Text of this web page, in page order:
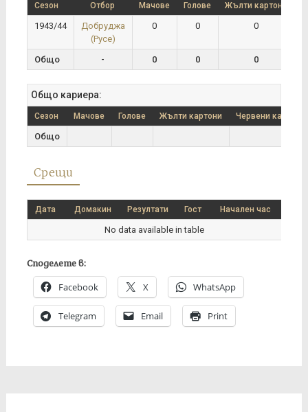
Сезон Отбор Мачове Голове Жълти картони
1943/44
Добруджа
(Русе)
0 0 0
Общо - 0 0 0
Общо кариера:
Сезон Мачове Голове Жълти картони Червени картони
Общо
Срещи
Дата Домакин Резултати Гост Начален час
No data available in table
Споделете в:
Facebook X WhatsApp
Telegram Email Print